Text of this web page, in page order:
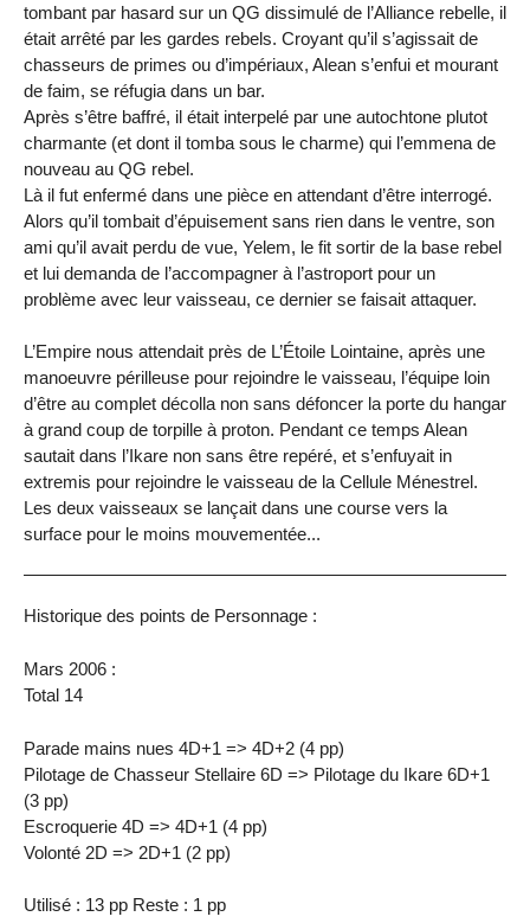
tombant par hasard sur un QG dissimulé de l’Alliance rebelle, il
était arrêté par les gardes rebels. Croyant qu’il s’agissait de
chasseurs de primes ou d’impériaux, Alean s’enfui et mourant
de faim, se réfugia dans un bar.
Après s’être baffré, il était interpelé par une autochtone plutot
charmante (et dont il tomba sous le charme) qui l’emmena de
nouveau au QG rebel.
Là il fut enfermé dans une pièce en attendant d’être interrogé.
Alors qu’il tombait d’épuisement sans rien dans le ventre, son
ami qu’il avait perdu de vue, Yelem, le fit sortir de la base rebel
et lui demanda de l’accompagner à l’astroport pour un
problème avec leur vaisseau, ce dernier se faisait attaquer.
L’Empire nous attendait près de L’Étoile Lointaine, après une
manoeuvre périlleuse pour rejoindre le vaisseau, l’équipe loin
d’être au complet décolla non sans défoncer la porte du hangar
à grand coup de torpille à proton. Pendant ce temps Alean
sautait dans l’Ikare non sans être repéré, et s’enfuyait in
extremis pour rejoindre le vaisseau de la Cellule Ménestrel.
Les deux vaisseaux se lançait dans une course vers la
surface pour le moins mouvementée...
Historique des points de Personnage :
Mars 2006 :
Total 14
Parade mains nues 4D+1 => 4D+2 (4 pp)
Pilotage de Chasseur Stellaire 6D => Pilotage du Ikare 6D+1
(3 pp)
Escroquerie 4D => 4D+1 (4 pp)
Volonté 2D => 2D+1 (2 pp)
Utilisé : 13 pp Reste : 1 pp